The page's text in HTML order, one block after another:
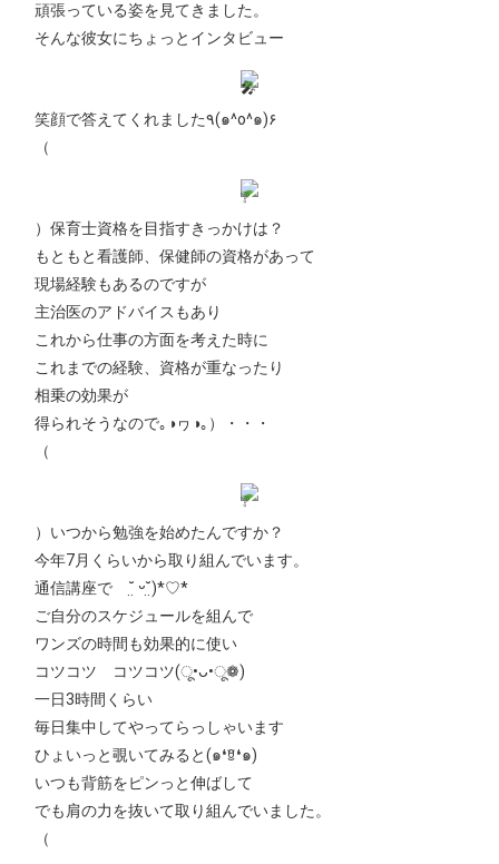
頑張っている姿を見てきました。
そんな彼女にちょっとインタビュー
笑顔で答えてくれました٩(๑^o^๑)۶
（
）保育士資格を目指すきっかけは？
もともと看護師、保健師の資格があって
現場経験もあるのですが
主治医のアドバイスもあり
これから仕事の方面を考えた時に
これまでの経験、資格が重なったり
相乗の効果が
得られそうなので｡◑ヮ◑｡）・・・
（
）いつから勉強を始めたんですか？
今年7月くらいから取り組んでいます。
通信講座で ˘̤ ᵕ˘̤)*♡*
ご自分のスケジュールを組んで
ワンズの時間も効果的に使い
コツコツ コツコツ(ू•ᴗ•ू❁)
一日3時間くらい
毎日集中してやってらっしゃいます
ひょいっと覗いてみると(๑❛ꆚ❛๑)
いつも背筋をピンっと伸ばして
でも肩の力を抜いて取り組んでいました。
（